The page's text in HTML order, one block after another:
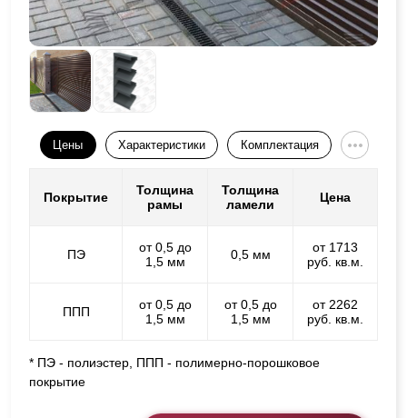
Цены Характеристики Комплектация
Покрытие
Толщина
рамы
Толщина
ламели
Цена
ПЭ
от 0,5 до
1,5 мм
0,5 мм
от 1713
руб. кв.м.
ППП
от 0,5 до
1,5 мм
от 0,5 до
1,5 мм
от 2262
руб. кв.м.
* ПЭ - полиэстер, ППП - полимерно-порошковое
покрытие